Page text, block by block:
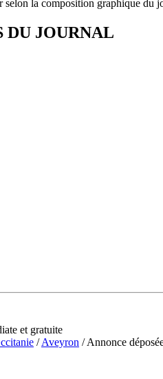
selon la composition graphique du
DU JOURNAL
et gratuite
/Aveyron / Annonce